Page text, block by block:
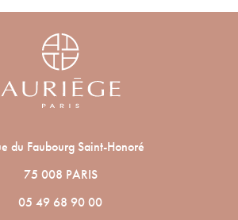
ANNULER
du Faubourg Saint-Honoré
75 008 PARIS
05 49 68 90 00
à notre Newsletter.
JE M’INSCRIS